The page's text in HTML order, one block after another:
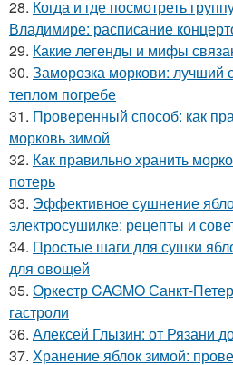
28. Когда и где посмотреть
Владимире: расписание
29. Какие легенды и мифы
30. Заморозка моркови: лучший
теплом погребе
31. Проверенный способ: как
морковь зимой
32. Как правильно хранить
потерь
33. Эффективное сушнение
электросушилке: рецепты и
34. Простые шаги для сушки
для овощей
35. Оркестр CAGMO Санкт-
гастроли
36. Алексей Глызин: от Рязани
37. Хранение яблок зимой: